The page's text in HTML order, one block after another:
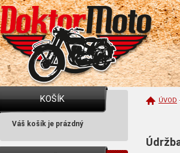
KOŠÍK
Váš košík je prázdný
ÚVOD